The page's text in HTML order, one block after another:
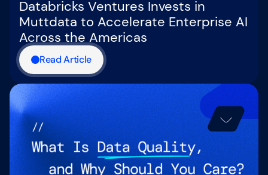
Databricks Ventures Invests in
Muttdata to Accelerate Enterprise AI
Across the Americas
Read Article